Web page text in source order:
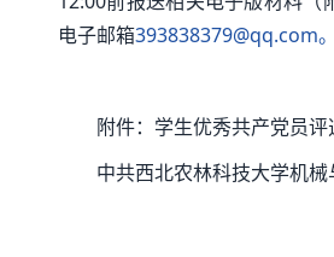
电子邮箱393838379@qq.com。
附件：学生优秀共产党员
中共西北农林科技大学机